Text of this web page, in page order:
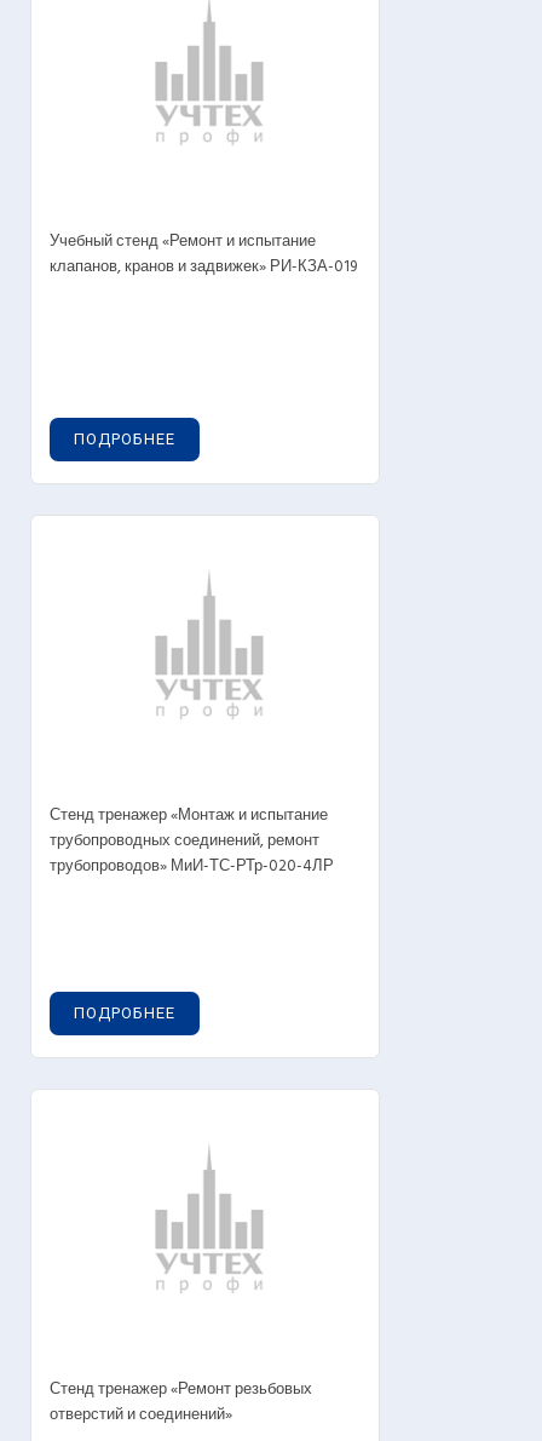
Учебный стенд «Ремонт и испытание
клапанов, кранов и задвижек» РИ-КЗА-019
ПОДРОБНЕЕ
Стенд тренажер «Монтаж и испытание
трубопроводных соединений, ремонт
трубопроводов» МиИ-ТС-РТр-020-4ЛР
ПОДРОБНЕЕ
Стенд тренажер «Ремонт резьбовых
отверстий и соединений»